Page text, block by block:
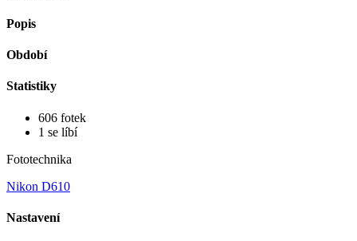
Popis
Období
Statistiky
606 fotek
1 se líbí
Fototechnika
Nikon D610
Nastavení